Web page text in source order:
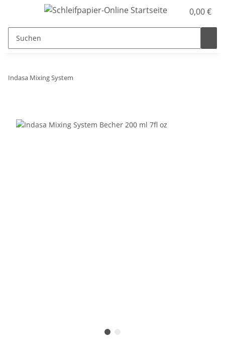
0,00 €
Indasa Mixing System